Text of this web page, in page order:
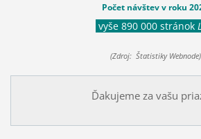
Počet návštev v roku
vyše 890 000 stránok
(Zdroj: Štatistiky Webnode)
Ďakujeme za vašu